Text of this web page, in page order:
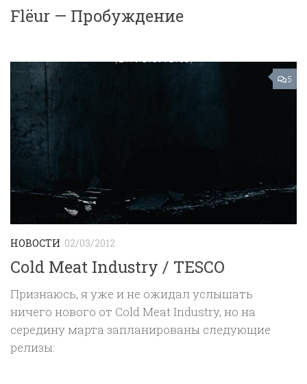
Flёur — Пробуждение
5
НОВОСТИ 02/03/2012
Cold Meat Industry / TESCO
Признаюсь, я уже и не ожидал услышать
ничего нового от Cold Meat Industry, но на
середину марта запланированы следующие
релизы: